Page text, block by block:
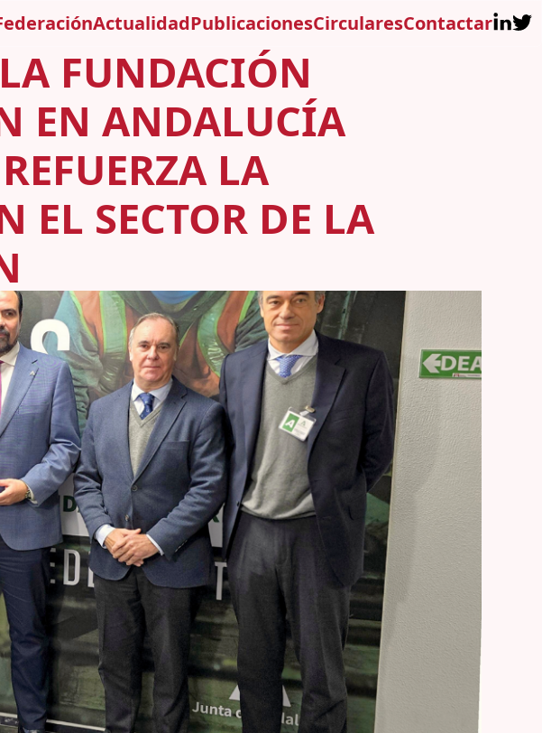
ActualidadPublicacionesCircularesContactar
FUNDACIÓN
EN ANDALUCÍA
LA
EL SECTOR DE LA